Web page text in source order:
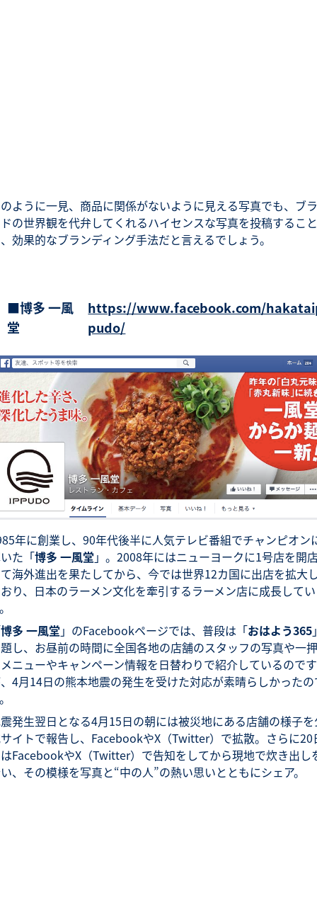
ように一見、商品に関係がないように見える写真でも、ブラ
の世界観を代弁してくれるハイセンスな写真を投稿すること
効果的なブランディング手法だと言えるでしょう。
■博多 一風
堂
https://www.facebook.com/
pudo/
年に創業し、90年代後半に人気テレビ番組でチャンピオン
た「博多 一風堂」。2008年にはニューヨークに1号店を開
海外進出を果たしてから、今では世界12カ国に出店を拡大
り、日本のラーメン文化を牽引するラーメン店に成長して
博多 一風堂」のFacebookページでは、普段は「おはよう365
し、お昼前の時間に全国各地の店舗のスタッフの写真や一押
ニューやキャンペーン情報を日替わりで紹介しているのです
4月14日の熊本地震の発生を受けた対応が素晴らしかった
発生翌日となる4月15日の朝には被災地にある店舗の様子
イトで報告し、FacebookやX（Twitter）で拡散。さらに20
FacebookやX（Twitter）で告知をしてから現地で炊き出し
、その模様を写真と“中の人”の熱い思いとともにシェア。